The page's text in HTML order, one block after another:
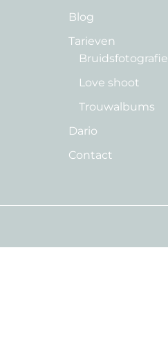
Blog
Tarieven
Bruidsfotografie
Love shoot
Trouwalbums
Dario
Contact